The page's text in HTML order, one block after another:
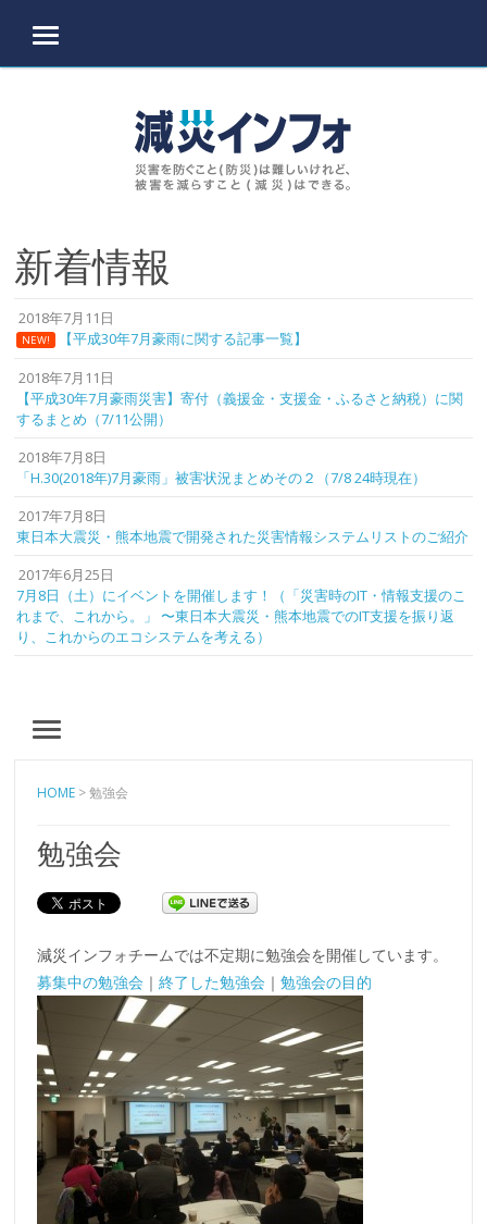
MENU
新着情報
2018年7月11日
NEW! 【平成30年7月豪雨に関する記事一覧】
2018年7月11日
【平成30年7月豪雨災害】寄付（義援金・支援金・ふるさと納税）に関
するまとめ（7/11公開）
2018年7月8日
「H.30(2018年)7月豪雨」被害状況まとめその２（7/8 24時現在）
2017年7月8日
東日本大震災・熊本地震で開発された災害情報システムリストのご紹介
2017年6月25日
7月8日（土）にイベントを開催します！（「災害時のIT・情報支援のこ
れまで、これから。」 〜東日本大震災・熊本地震でのIT支援を振り返
り、これからのエコシステムを考える）
MENU
HOME >勉強会
勉強会
減災インフォチームでは不定期に勉強会を開催しています。
募集中の勉強会 ｜終了した勉強会 ｜勉強会の目的